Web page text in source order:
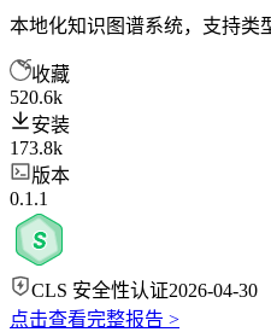
本地化知识图谱系统，支持类
收藏
520.6k
安装
173.8k
版本
0.1.1
CLS 安全性认证2026-04-30
点击查看完整报告 >